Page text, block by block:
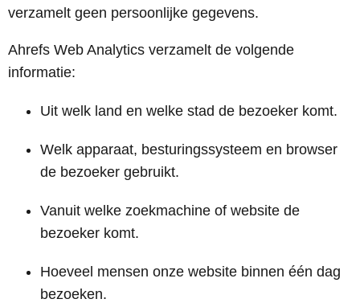
verzamelt geen persoonlijke gegevens.
Ahrefs Web Analytics verzamelt de volgende
informatie:
Uit welk land en welke stad de bezoeker komt.
Welk apparaat, besturingssysteem en browser
de bezoeker gebruikt.
Vanuit welke zoekmachine of website de
bezoeker komt.
Hoeveel mensen onze website binnen één dag
bezoeken.